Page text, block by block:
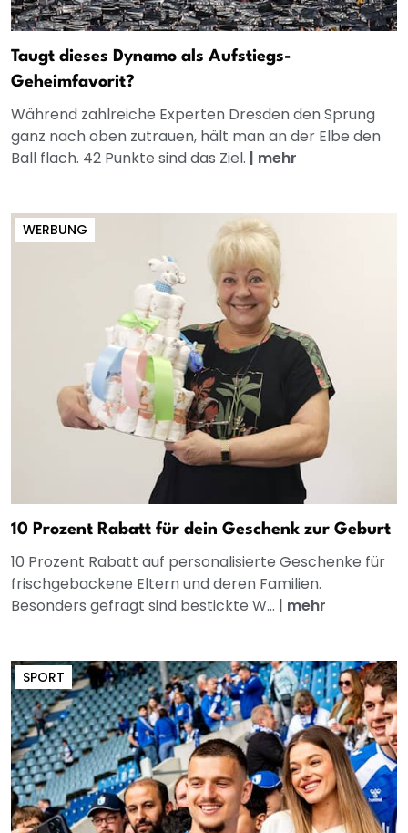
Taugt dieses Dynamo als Aufstiegs-
Geheimfavorit?
Während zahlreiche Experten Dresden den Sprung
ganz nach oben zutrauen, hält man an der Elbe den
Ball flach. 42 Punkte sind das Ziel. | mehr
WERBUNG
10 Prozent Rabatt für dein Geschenk zur Geburt
10 Prozent Rabatt auf personalisierte Geschenke für
frischgebackene Eltern und deren Familien.
Besonders gefragt sind bestickte W... | mehr
SPORT